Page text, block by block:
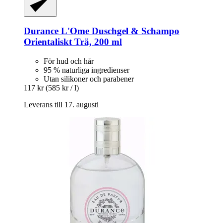
Durance L'Ome Duschgel & Schampo
Orientaliskt Trä, 200 ml
För hud och hår
95 % naturliga ingredienser
Utan silikoner och parabener
117 kr (585 kr / l)
Leverans till 17. augusti